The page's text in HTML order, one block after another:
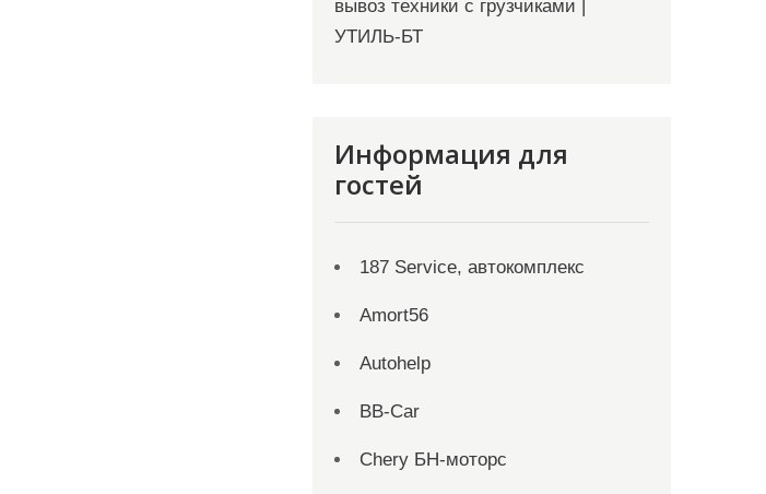
вывоз техники с грузчиками |
УТИЛЬ-БТ
Информация для
гостей
187 Service, автокомплекс
Amort56
Autohelp
BB-Car
Chery БН-моторс